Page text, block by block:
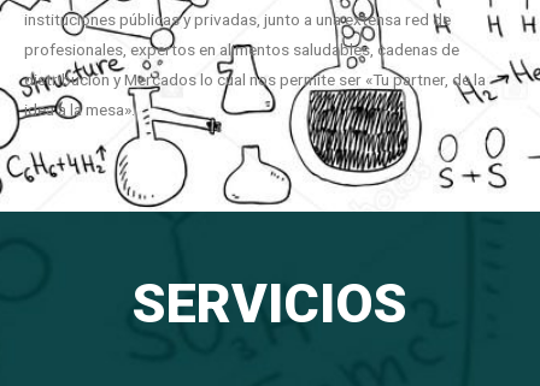
instituciones públicas y privadas, junto a una extensa red de
profesionales, expertos en alimentos saludables, cadenas de
distribución y Mercados lo cual nos permite ser «Tu partner, de la
idea a la mesa».
SERVICIOS